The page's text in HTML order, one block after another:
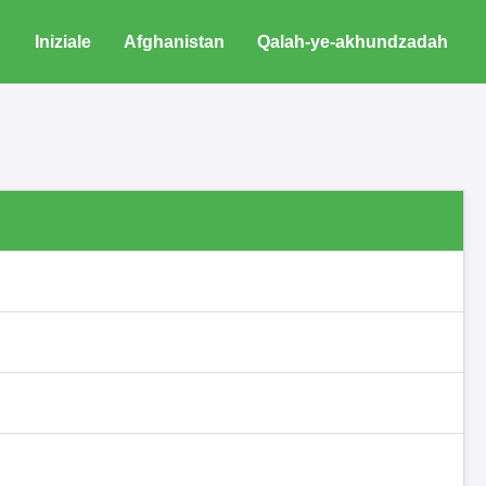
Iniziale Afghanistan Qalah-ye-akhundzadah